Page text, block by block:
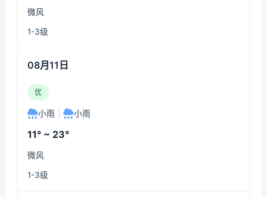
微风
1-3级
08月11日
优
小雨 小雨
11° ~ 23°
微风
1-3级